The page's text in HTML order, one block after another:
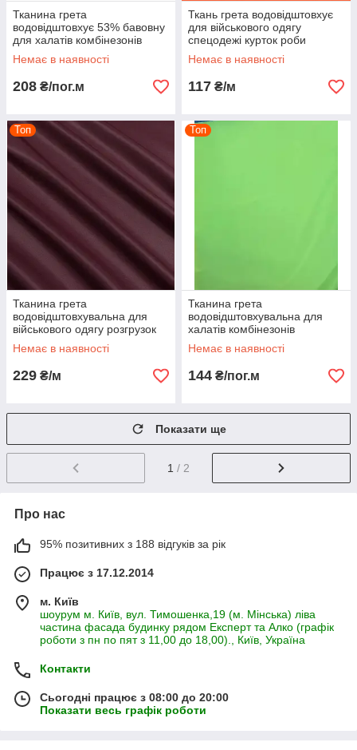
Тканина грета
водовідштовхує 53% бавовну
для халатів комбінезонів
спецоделі костюмів роби
мокра полин
Немає в наявності
208 ₴/пог.м
Ткань грета водовідштовхує
для військового одягу
спецодежі курток роби
оранжева люмінісцентна
Немає в наявності
117 ₴/м
Топ
Тканина грета
водовідштовхувальна для
військового одягу розгрузок
спецодягу сумок рюкзаків
бордова
Немає в наявності
229 ₴/м
Топ
Тканина грета
водовідштовхувальна для
халатів комбінезонів
спецодягу комбінезонів роби
салатова люмінісцентна
Немає в наявності
144 ₴/пог.м
Показати ще
1 / 2
Про нас
95% позитивних з 188 відгуків за рік
Працює з 17.12.2014
м. Київ
шоурум м. Київ, вул. Тимошенка,19 (м. Мінська) ліва
частина фасада будинку рядом Експерт та Алко (графік
роботи з пн по пят з 11,00 до 18,00)., Київ, Україна
Контакти
Сьогодні працює з 08:00 до 20:00
Показати весь графік роботи